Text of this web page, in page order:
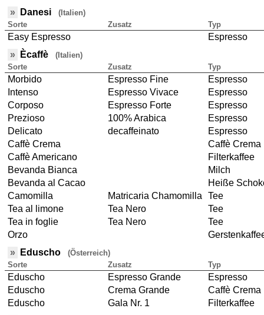
»
Danesi (Italien)
Sorte
Zusatz Typ
Easy Espresso
Espresso
»
Ècaffè (Italien)
Sorte
Zusatz Typ
Morbido Espresso Fine
Espresso
Intenso
Espresso Vivace
Espresso
Corposo
Espresso Forte
Espresso
Prezioso
100% Arabica
Espresso
Delicato
decaffeinato
Espresso
Caffè Crema
Caffè Crema
Caffè Americano
Filterkaffee
Bevanda Bianca
Milch
Bevanda al Cacao
Heiße
Camomilla
Matricaria Chamomilla
Tee
Tea al limone
Tea Nero
Tee
Tea in foglie
Tea Nero
Tee
Orzo
»
Eduscho (Österreich)
Sorte
Zusatz Typ
Eduscho Espresso Grande
Espresso
Eduscho
Crema Grande
Caffè Crema
Eduscho
Gala Nr. 1
Filterkaffee